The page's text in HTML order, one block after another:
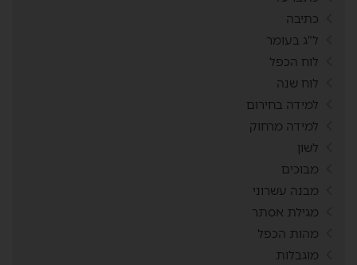
כתיבה
ל"ג בעומר
לוח הכפל
לוח שנה
למידה בחירום
למידה מרחוק
לשון
מבוכים
מבנה עשרוני
מגילת אסתר
מהות הכפל
מוגבלות